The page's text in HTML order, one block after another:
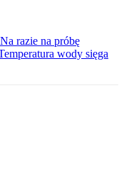
razie na próbę
wody sięga